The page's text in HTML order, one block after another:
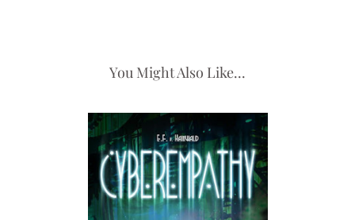
You Might Also Like...